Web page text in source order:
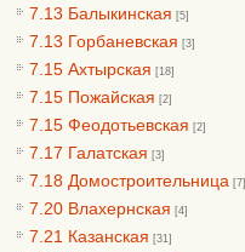
7.13 Балыкинская [5]
7.13 Горбаневская [3]
7.15 Ахтырская [18]
7.15 Пожайская [2]
7.15 Феодотьевская [2]
7.17 Галатская [3]
7.18 Домостроительница [7]
7.20 Влахернская [4]
7.21 Казанская [31]